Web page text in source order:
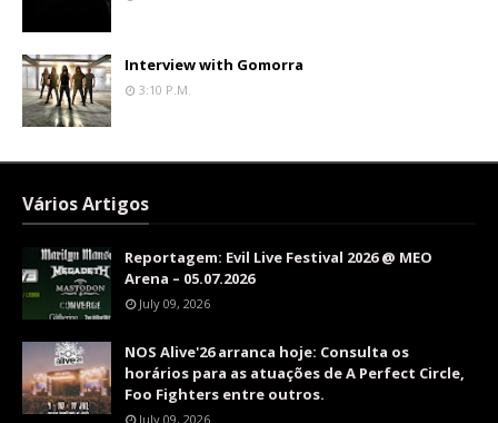
Interview with Gomorra
3:10 P.m.
Vários Artigos
Reportagem: Evil Live Festival 2026 @ MEO
Arena – 05.07.2026
July 09, 2026
NOS Alive'26 arranca hoje: Consulta os
horários para as atuações de A Perfect Circle,
Foo Fighters entre outros.
July 09, 2026